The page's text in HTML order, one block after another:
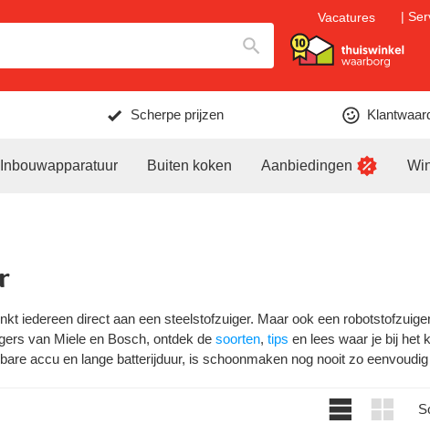
Vacatures
Scherpe prijzen
Inbouwapparatuur Buiten koken Aanbiedingen
iedereen direct aan een steelstofzuiger. Maar ook een
van Miele en Bosch, ontdek de soorten, tips en lees waar je bij het
accu en lange batterijduur, is schoonmaken nog nooit zo